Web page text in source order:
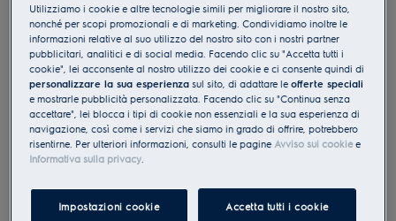
Preparare l’impasto:Aggiungere sale, zucchero e
cardamomo, poi unire tutti gli ingredienti e
impastare fino a ottenere un impasto elastico e
omogeneo. Lasciar lievitare per circa 2 ore in un
luogo caldo, finché non raddoppia di volume.
Preparare l’uvetta:Mettere l’uvetta in ammollo in
rum o succo di frutta, in modo che non si bruci
durante la cottura.
Formare i panini:Impastare di nuovo brevemente
e dividere in 30 porzioni uguali. Formare dei
Utilizziamo i cookie e altre tecnologie simili per migliorare il nostro sito,
nonché per scopi promozionali e di marketing. Condividiamo inoltre le
informazioni relative al suo utilizzo del nostro sito con i nostri partner
pubblicitari, analitici e di social media. Facendo clic su "Accetta tutti i
cookie", lei acconsente al nostro utilizzo dei cookie e ci consente quindi di
personalizzare la sua esperienza sul sito, di adattare leofferte speciali
e mostrarle pubblicità personalizzata. Facendo clic su "Continua senza
accettare", lei blocca i tipi di cookie non essenziali e la sua esperienza di
navigazione, così come i servizi che siamo in grado di offrire, potrebbero
risentirne. Per ulteriori informazioni, consulti le pagine Avviso sui cookiee
Informativa sulla privacy
Impostazioni cookie Accetta tutti i cookie